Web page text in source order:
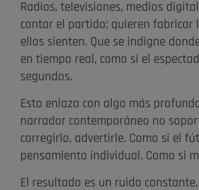
Radios, televisiones, medios
contar el partido; quieren fabricar
ellos sienten. Que se indigne
en tiempo real, como si el
segundos.
Esto enlaza con algo más
narrador contemporáneo no
corregirlo, advertirle. Como si el
pensamiento individual. Como si
El resultado es un ruido